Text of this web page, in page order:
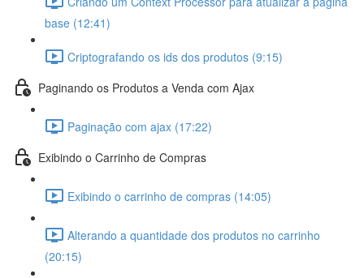
base (12:41)
Criptografando os ids dos produtos (9:15)
Paginando os Produtos a Venda com Ajax
Paginação com ajax (17:22)
Exibindo o Carrinho de Compras
Exibindo o carrinho de compras (14:05)
Alterando a quantidade dos produtos no carrinho
(20:15)